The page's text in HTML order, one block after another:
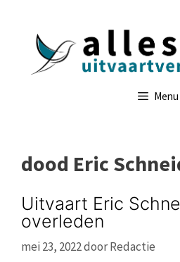
Menu
dood Eric
Uitvaart Eric
overleden
mei 23, 2022doorRedactie